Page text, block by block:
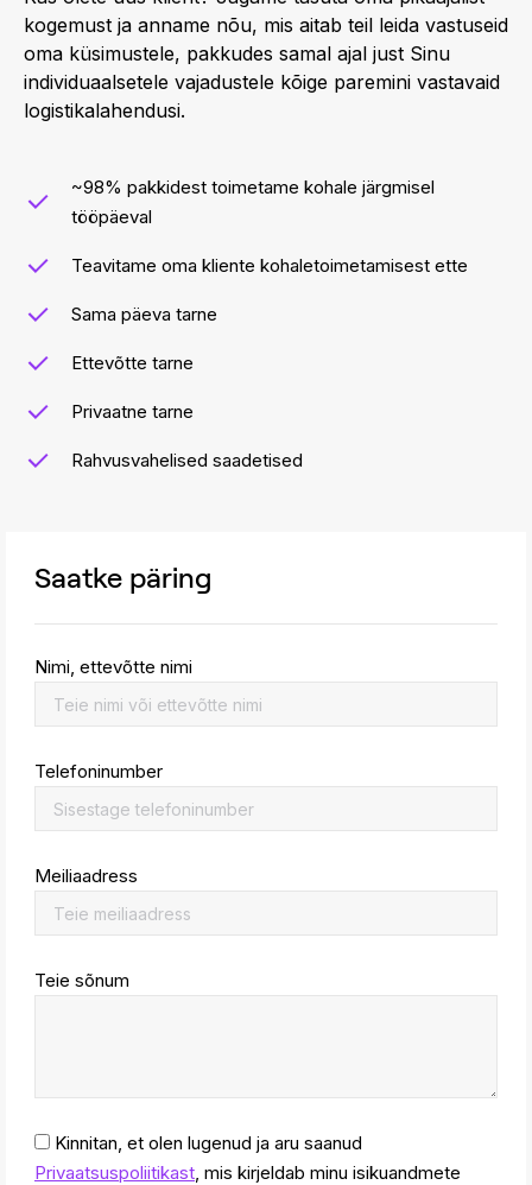
kogemust ja anname nõu, mis aitab teil leida vastuseid
oma küsimustele, pakkudes samal ajal just Sinu
individuaalsetele vajadustele kõige paremini vastavaid
logistikalahendusi.
~98% pakkidest toimetame kohale järgmisel
tööpäeval
Teavitame oma kliente kohaletoimetamisest ette
Sama päeva tarne
Ettevõtte tarne
Privaatne tarne
Rahvusvahelised saadetised
Saatke päring
Nimi, ettevõtte nimi
Telefoninumber
Meiliaadress
Teie sõnum
Kinnitan, et olen lugenud ja aru saanud
Privaatsuspoliitikast, mis kirjeldab minu isikuandmete